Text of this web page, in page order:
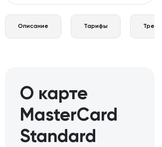
Описание Тарифы
О карте
MasterCard
Standard